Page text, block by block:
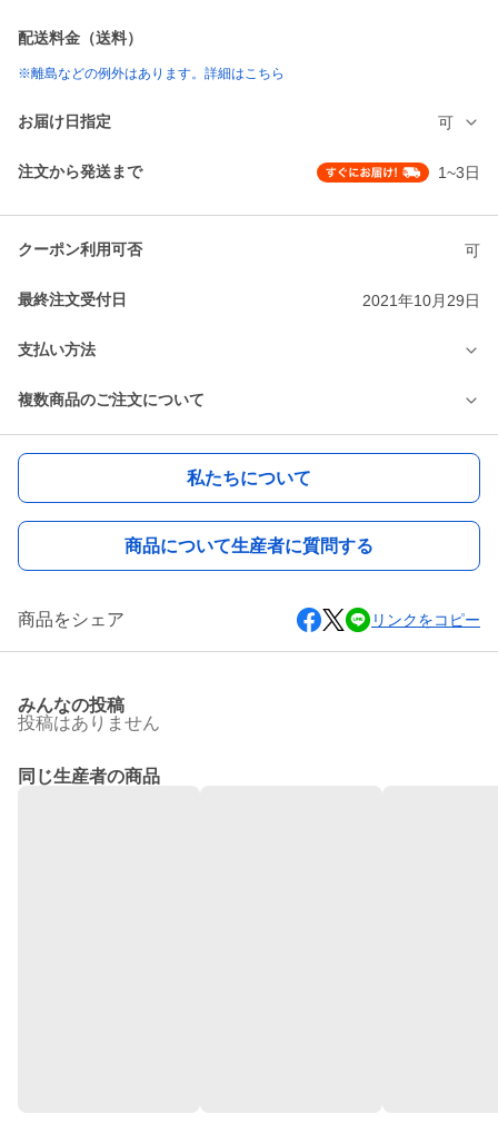
配送料金（送料）
※離島などの例外はあります。詳細はこちら
お届け日指定 可
注文から発送まで 1~3日
クーポン利用可否 可
最終注文受付日 2021年10月29日
支払い方法
複数商品のご注文について
私たちについて
商品について生産者に質問する
商品をシェア リンクをコピー
みんなの投稿
投稿はありません
同じ生産者の商品